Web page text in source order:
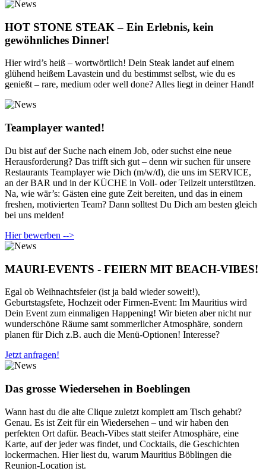
HOT STONE STEAK – Ein Erlebnis, kein
gewöhnliches Dinner!
Hier wird’s heiß – wortwörtlich! Dein Steak landet auf einem
glühend heißem Lavastein und du bestimmst selbst, wie du es
genießt – rare, medium oder well done? Alles liegt in deiner Hand!
Teamplayer wanted!
Du bist auf der Suche nach einem Job, oder suchst eine neue
Herausforderung? Das trifft sich gut – denn wir suchen für unsere
Restaurants Teamplayer wie Dich (m/w/d), die uns im SERVICE,
an der BAR und in der KÜCHE in Voll- oder Teilzeit unterstützen.
Na, wie wär’s: Gästen eine gute Zeit bereiten, und das in einem
freshen, motivierten Team? Dann solltest Du Dich am besten gleich
bei uns melden!
Hier bewerben -->
MAURI-EVENTS - FEIERN MIT BEACH-VIBES!
Egal ob Weihnachtsfeier (ist ja bald wieder soweit!),
Geburtstagsfete, Hochzeit oder Firmen-Event: Im Mauritius wird
Dein Event zum einmaligen Happening! Wir bieten aber nicht nur
wunderschöne Räume samt sommerlicher Atmosphäre, sondern
planen für Dich z.B. auch die Menü-Optionen! Interesse?
Jetzt anfragen!
Das grosse Wiedersehen in Boeblingen
Wann hast du die alte Clique zuletzt komplett am Tisch gehabt?
Genau. Es ist Zeit für ein Wiedersehen – und wir haben den
perfekten Ort dafür. Beach-Vibes statt steifer Atmosphäre, eine
Karte, auf der jeder was findet, und Cocktails, die Geschichten
lockermachen. Hier liest du, warum Mauritius Böblingen die
Reunion-Location ist.